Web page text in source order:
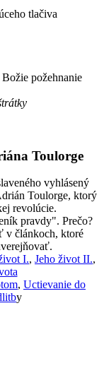
tlačiva
požehnanie
Toulorge
vyhlásený
Toulorge, ktorý
revolúcie.
pravdy". Prečo?
v článkoch, ktoré
I., Jeho život II.,
, Uctievanie do
y